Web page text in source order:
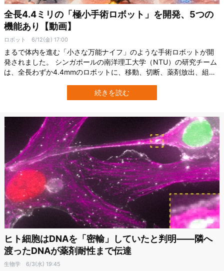
全長4.4ミリの「極小手術ロボット」を開発、5つの
機能あり【動画】
ロボット 6/12(金) 17:00
まるで体内を進む「小さな万能ナイフ」のような手術ロボットが開
発されました。 シンガポールの南洋理工大学（NTU）の研究チーム
は、全長わずか4.4mmのロボットに、移動、切断、薬剤放出、組織
このロボットは外部の弱い磁場で遠隔操作され、機能の切り替えは1
秒未満で行えるといいます。 まだ実用化前の実験段階ですが、体を
続きを読む
ヒト細胞はDNAを「密輸」していたと判明――隣へ
渡ったDNAが薬剤耐性まで伝達
生物学 6/3(水) 19:45